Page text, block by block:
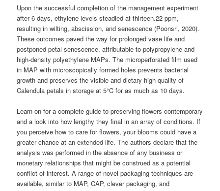
Upon the successful completion of the management experiment
after 6 days, ethylene levels steadied at thirteen.22 ppm,
resulting in wilting, abscission, and senescence (Poonsri, 2020).
These outcomes paved the way for prolonged vase life and
postponed petal senescence, attributable to polypropylene and
high-density polyethylene MAPs. The microperforated film used
in MAP with microscopically formed holes prevents bacterial
growth and preserves the visible and dietary high quality of
Calendula petals in storage at 5°C for as much as 10 days.
Learn on for a complete guide to preserving flowers contemporary
and a look into how lengthy they final in an array of conditions. If
you perceive how to care for flowers, your blooms could have a
greater chance at an extended life. The authors declare that the
analysis was performed in the absence of any business or
monetary relationships that might be construed as a potential
conflict of interest. A range of novel packaging techniques are
available, similar to MAP, CAP, clever packaging, and